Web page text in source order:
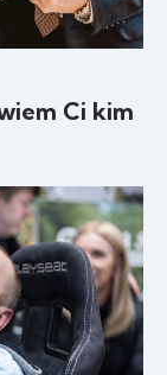
Ci kim